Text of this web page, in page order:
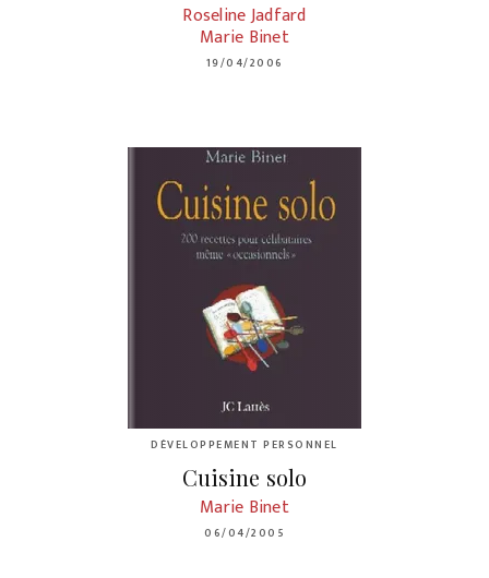
Roseline Jadfard
Marie Binet
19/04/2006
DÉVELOPPEMENT PERSONNEL
Cuisine solo
Marie Binet
06/04/2005